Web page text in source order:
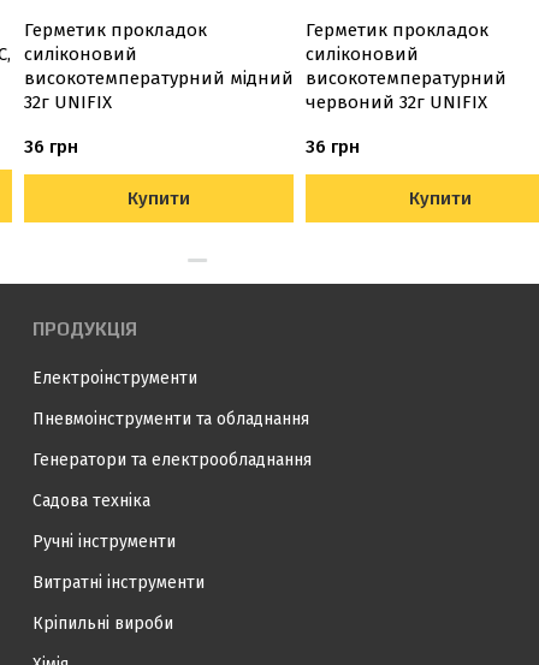
Герметик прокладок
силіконовий
високотемпературний мідний
32г UNIFIX
36 грн
Купити
Герметик прокладок
силіконовий
високотемпературний
червоний 32г UNIFIX
36 грн
Купити
ПРОДУКЦІЯ
Електроінструменти
Пневмоінструменти та обладнання
Генератори та електрообладнання
Садова техніка
Ручні інструменти
Витратні інструменти
Кріпильні вироби